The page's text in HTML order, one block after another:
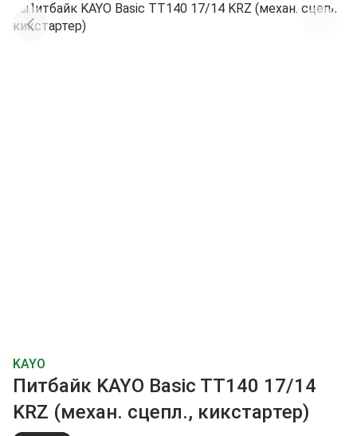
KAYO
Питбайк KAYO Basic TT140 17/14
KRZ (механ. сцепл., кикстартер)